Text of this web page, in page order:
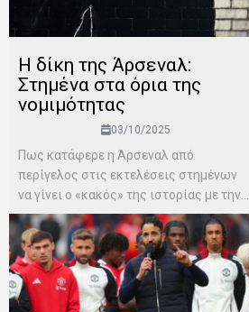
Η δίκη της Άρσεναλ:
Στημένα στα όρια της
νομιμότητας
03/10/2025
Πως κατάφερε η Άρσεναλ από
περίγελος στις εκτελέσεις στημένων
να γίνει ο «κακός» της ιστορίας με την...